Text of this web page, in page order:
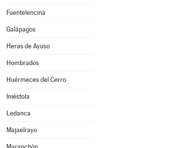
Fuentelencina
Galápagos
Heras de Ayuso
Hombrados
Huérmeces del Cerro
Iniéstola
Ledanca
Majaelrayo